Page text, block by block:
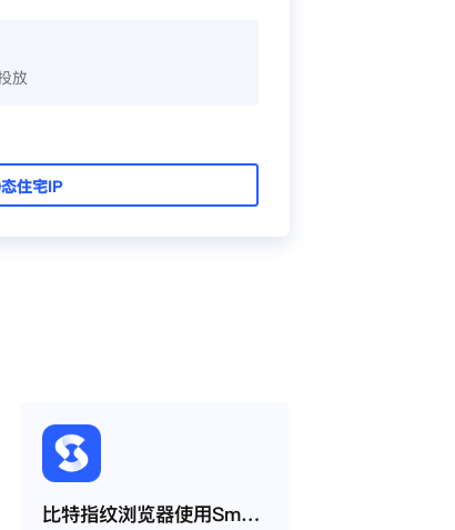
放
住宅IP
比特指纹浏览器使用Smartproxy教程